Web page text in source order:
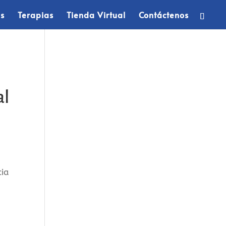
Terapias Tienda Virtual Contáctenos